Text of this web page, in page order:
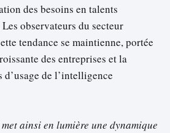
des besoins en talents
observateurs du secteur
tendance se maintienne, portée
des entreprises et la
de l’intelligence
ainsi en lumière une dynamique